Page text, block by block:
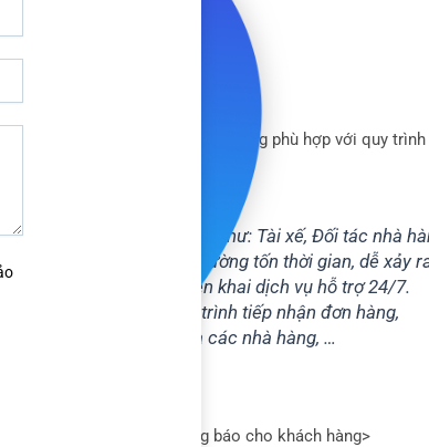
và thiết kế một CRM may đo riêng phù hợp với quy
vụ kết nối nhiều bên như: Tài xế, Đối tác nhà
triển khai các tác vụ thường tốn thời gian, dễ xảy
đảm bảo được việc triển khai dịch vụ hỗ trợ 24/7.
việc tự động hóa quy trình tiếp nhận đơn hàng,
đối tác chính thức của các nhà hàng, …
=> Agents xử lý => Thông báo cho khách hàng>